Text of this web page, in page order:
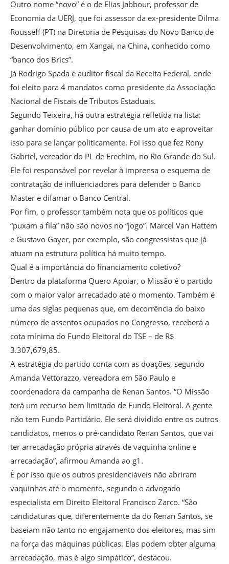
Outro nome “novo” é o de Elias Jabbour, professor de
Economia da UERJ, que foi assessor da ex-presidente Dilma
Rousseff (PT) na Diretoria de Pesquisas do Novo Banco de
Desenvolvimento, em Xangai, na China, conhecido como
“banco dos Brics”.
Já Rodrigo Spada é auditor fiscal da Receita Federal, onde
foi eleito para 4 mandatos como presidente da Associação
Nacional de Fiscais de Tributos Estaduais.
Segundo Teixeira, há outra estratégia refletida na lista:
ganhar domínio público por causa de um ato e aproveitar
isso para se lançar politicamente. Foi isso que fez Rony
Gabriel, vereador do PL de Erechim, no Rio Grande do Sul.
Ele foi responsável por revelar à imprensa o esquema de
contratação de influenciadores para defender o Banco
Master e difamar o Banco Central.
Por fim, o professor também nota que os políticos que
“puxam a fila” não são novos no “jogo”. Marcel Van Hattem
e Gustavo Gayer, por exemplo, são congressistas que já
atuam na estrutura política há muito tempo.
Qual é a importância do financiamento coletivo?
Dentro da plataforma Quero Apoiar, o Missão é o partido
com o maior valor arrecadado até o momento. Também é
uma das siglas pequenas que, em decorrência do baixo
número de assentos ocupados no Congresso, receberá a
cota mínima do Fundo Eleitoral do TSE – de R$
3.307,679,85.
A estratégia do partido conta com as doações, segundo
Amanda Vettorazzo, vereadora em São Paulo e
coordenadora da campanha de Renan Santos. “O Missão
terá um recurso bem limitado de Fundo Eleitoral. A gente
não tem Fundo Partidário. Ele será dividido entre os outros
candidatos, menos o pré-candidato Renan Santos, que vai
ter arrecadação própria através de vaquinha online e
arrecadação”, afirmou Amanda ao g1.
É por isso que os outros presidenciáveis não abriram
vaquinhas até o momento, segundo o advogado
especialista em Direito Eleitoral Francisco Zarco. “São
candidaturas que, diferentemente da do Renan Santos, se
baseiam não tanto no engajamento dos eleitores, mas sim
na força das máquinas públicas. Elas podem obter alguma
arrecadação, mas é algo simpático”, destacou.